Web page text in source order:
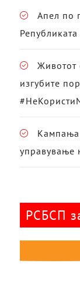
Апел по
Животот
изгубите
управување
РСБСП